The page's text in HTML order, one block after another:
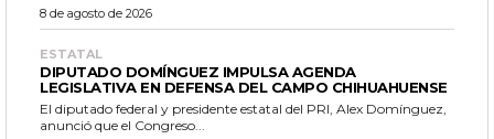
8 de agosto de 2026
ESTATAL
DIPUTADO DOMÍNGUEZ IMPULSA AGENDA
LEGISLATIVA EN DEFENSA DEL CAMPO CHIHUAHUENSE
El diputado federal y presidente estatal del PRI, Alex Domínguez,
anunció que el Congreso...